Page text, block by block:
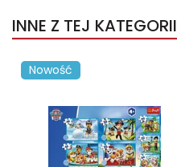
INNE Z TEJ KATEGORII
Nowość